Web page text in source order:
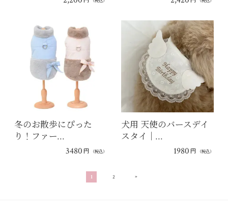
冬のお散歩にぴった
り！ファー…
3480 円 （税込）
犬用 天使のバースデイ
スタイ｜…
1980 円 （税込）
1 2 »